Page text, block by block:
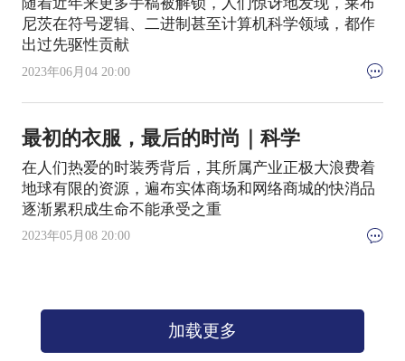
随着近年来更多手稿被解锁，人们惊讶地发现，莱布
尼茨在符号逻辑、二进制甚至计算机科学领域，都作
出过先驱性贡献
2023年06月04 20:00
最初的衣服，最后的时尚｜科学
在人们热爱的时装秀背后，其所属产业正极大浪费着
地球有限的资源，遍布实体商场和网络商城的快消品
逐渐累积成生命不能承受之重
2023年05月08 20:00
加载更多